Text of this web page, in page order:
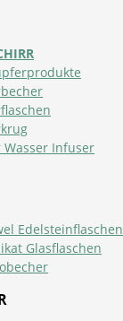
Wasser Infuser
Edelsteinflaschen
Glasflaschen